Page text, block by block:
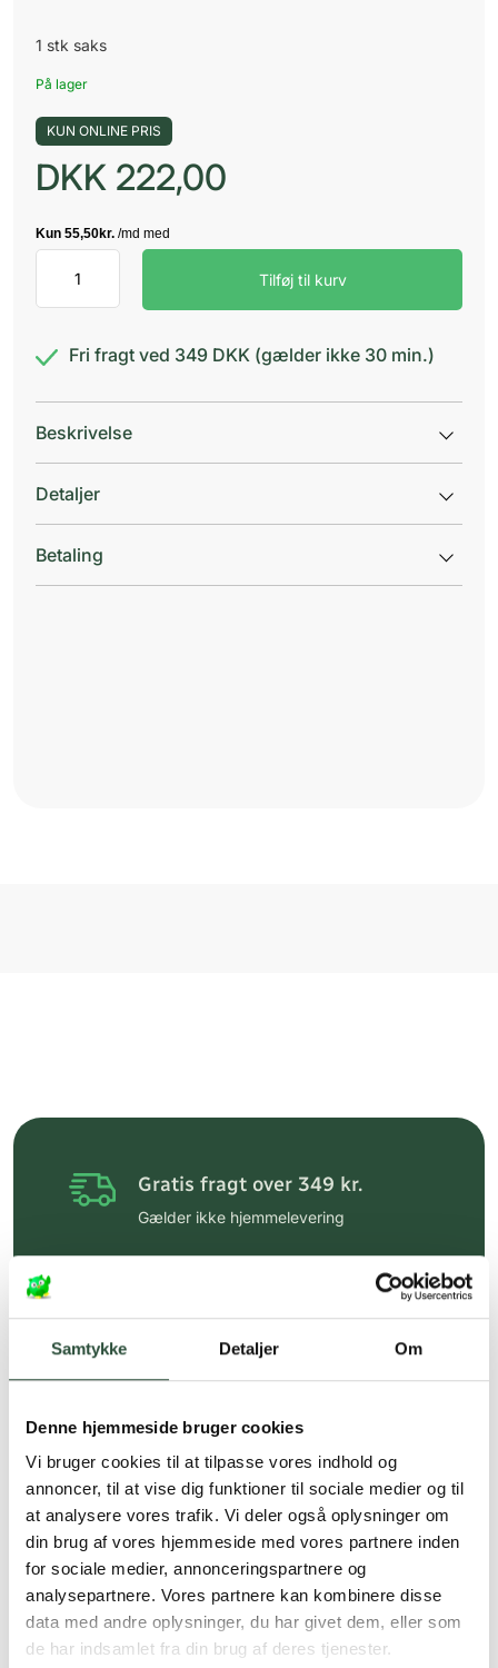
Samtykke Detaljer Om
Denne hjemmeside bruger cookies
Vi bruger cookies til at tilpasse vores indhold og
annoncer, til at vise dig funktioner til sociale medier og til
at analysere vores trafik. Vi deler også oplysninger om
din brug af vores hjemmeside med vores partnere inden
for sociale medier, annonceringspartnere og
analysepartnere. Vores partnere kan kombinere disse
data med andre oplysninger, du har givet dem, eller som
de har indsamlet fra din brug af deres tjenester.
1 stk saks
På lager
KUN ONLINE PRIS
DKK 222,00
Saks
Øre/Næ
Tilføj til kurv
Fri fragt ved 349 DKK (gælder ikke 30 min.)
Beskrivelse
Detaljer
Betaling
Gratis fragt over 349 kr.
Gælder ikke hjemmelevering
Hurtig levering (30 min. i Kbh)
Faste lave priser*
*Gælder ikke ernæringsprodukter.
Stort udvalg af kendte
produkter
Vi tilbyder et stort udvalg af kendte
cremer, vitaminer og andre spændende
produkter – altid til fast lav pris.